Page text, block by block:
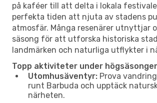
på kaféer till att delta i lokala
perfekta tiden att njuta av stadens
atmosfär. Många resenärer utnyttjar
säsong för att utforska historiska
landmärken och naturliga utflykter i
Topp aktiviteter under
Utomhusäventyr: Prova
runt Barbuda och upptäck
närheten.